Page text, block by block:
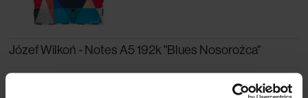
Józef Wilkoń - Notes A5 192k "Blues Nosorożca"
199,00 zł